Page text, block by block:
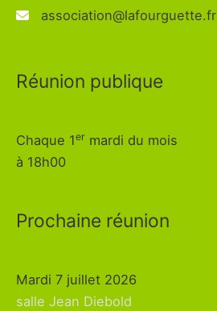
association@lafourguette.fr
Réunion publique
Chaque 1er mardi du mois
à 18h00
Prochaine réunion
Mardi 7 juillet 2026
salle Jean Diebold